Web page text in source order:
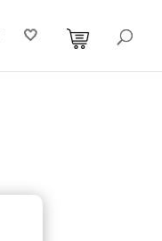
🤍